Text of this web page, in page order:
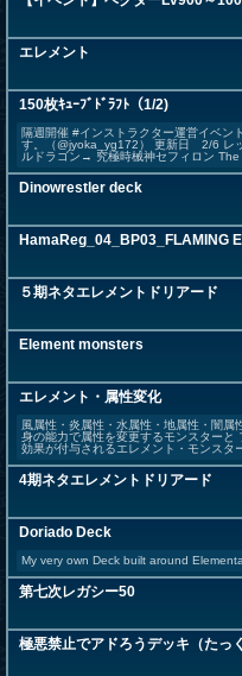
エレメント
150枚ｷｭｰﾌﾞﾄﾞﾗﾌﾄ（1/2)
隔週開催 #インストラクター運営イベン
す。（@jyoka_yg172） 更新日 2/6 レ
ルドラゴン→ 究極時械神セフィロン The
Dinowrestler deck
HamaReg_04_BP03_FLAMING
５期ネタエレメントドリアード
Element monsters
エレメント・属性変化
風属性・炎属性・水属性・地属性・闇属
身の能力で属性を変更するモンスターと
効果が付与されるエレメント・モンスタ
4期ネタエレメントドリアード
Doriado Deck
My very own Deck built around
第七次レガシー50
極悪禁止でアドろうデッキ（たっ